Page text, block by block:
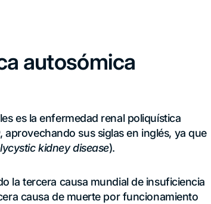
autosómica
es la enfermedad renal poliquística
, aprovechando sus siglas en inglés, ya que
kidney disease).
la tercera causa mundial de insuficiencia
causa de muerte por funcionamiento